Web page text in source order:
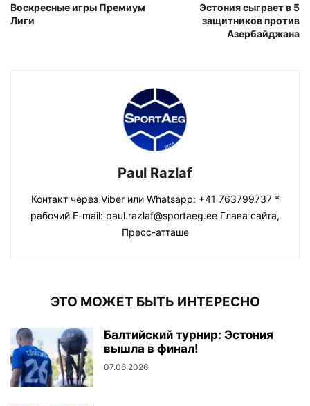
Воскресные игры Премиум
Лиги
Эстония сыграет в 5
защитников против
Азербайджана
Paul Razlaf
Контакт через Viber или Whatsapp: +41 763799737 *
рабочий E-mail: paul.razlaf@sportaeg.ee Глава сайта,
Пресс-атташе
ЭТО МОЖЕТ БЫТЬ ИНТЕРЕСНО
Балтийский турнир: Эстония
вышла в финал!
07.06.2026